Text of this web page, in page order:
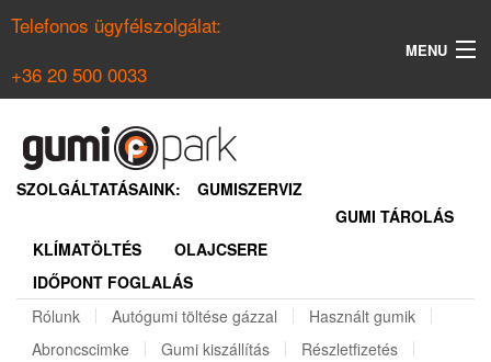
Telefonos ügyfélszolgálat:
+36 20 500 0033
MENU
NYÁRI GUMI KERESŐ
REGISZTRÁCIÓ
SZOLGÁLTATÁSAINK:
GUMISZERVIZ
GUMI TÁROLÁS
KLÍMATÖLTÉS
OLAJCSERE
IDŐPONT FOGLALÁS
Rólunk
Autógumi töltése gázzal
Használt gumik
Abroncscimke
Gumi kiszállítás Részletfizetés